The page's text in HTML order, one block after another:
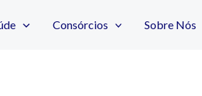
Consórcios Sobre Nós